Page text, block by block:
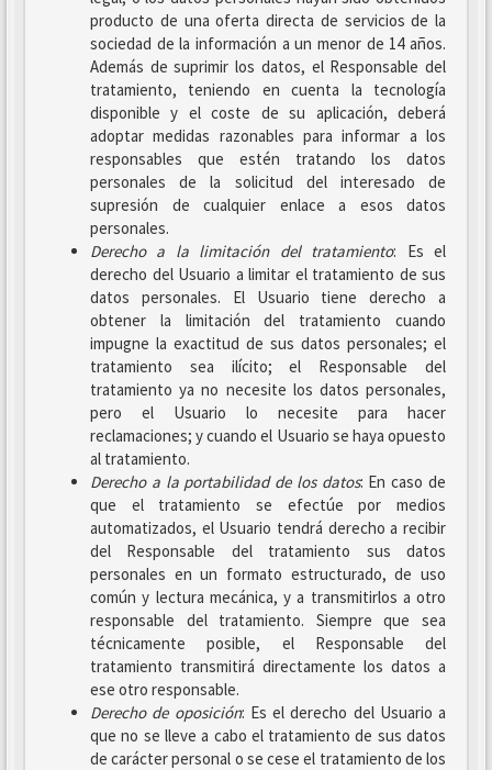
producto de una oferta directa de servicios de la
sociedad de la información a un menor de 14 años.
Además de suprimir los datos, el Responsable del
tratamiento, teniendo en cuenta la tecnología
disponible y el coste de su aplicación, deberá
adoptar medidas razonables para informar a los
responsables que estén tratando los datos
personales de la solicitud del interesado de
supresión de cualquier enlace a esos datos
personales.
Derecho a la limitación del tratamiento: Es el
derecho del Usuario a limitar el tratamiento de sus
datos personales. El Usuario tiene derecho a
obtener la limitación del tratamiento cuando
impugne la exactitud de sus datos personales; el
tratamiento sea ilícito; el Responsable del
tratamiento ya no necesite los datos personales,
pero el Usuario lo necesite para hacer
reclamaciones; y cuando el Usuario se haya opuesto
al tratamiento.
Derecho a la portabilidad de los datos: En caso de
que el tratamiento se efectúe por medios
automatizados, el Usuario tendrá derecho a recibir
del Responsable del tratamiento sus datos
personales en un formato estructurado, de uso
común y lectura mecánica, y a transmitirlos a otro
responsable del tratamiento. Siempre que sea
técnicamente posible, el Responsable del
tratamiento transmitirá directamente los datos a
ese otro responsable.
Derecho de oposición: Es el derecho del Usuario a
que no se lleve a cabo el tratamiento de sus datos
de carácter personal o se cese el tratamiento de los